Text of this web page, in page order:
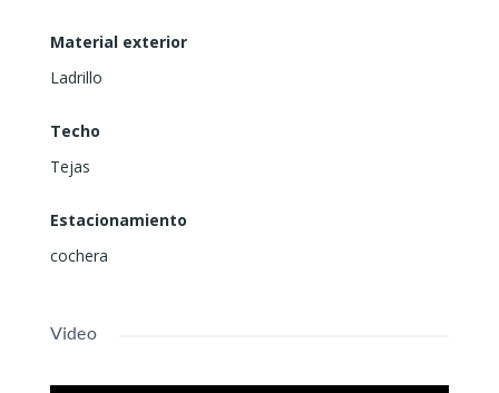
Material exterior
Ladrillo
Techo
Tejas
Estacionamiento
cochera
Video